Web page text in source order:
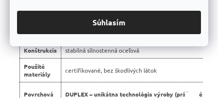
Súhlasím
regály Trestles RH 🏆
Montáž bezskrutková – jednoduchá
Konštrukcia stabilná silnostenná oceľová
Použité
materiály
certifikované, bez škodlivých látok
Povrchová
DUPLEX – unikátna technológia výroby (práškové